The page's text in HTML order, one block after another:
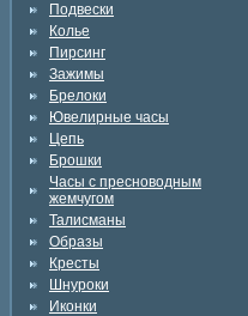
Подвески
Колье
Пирсинг
Зажимы
Брелоки
Ювелирные часы
Цепь
Брошки
Часы с пресноводным
жемчугом
Талисманы
Образы
Кресты
Шнуроки
Иконки